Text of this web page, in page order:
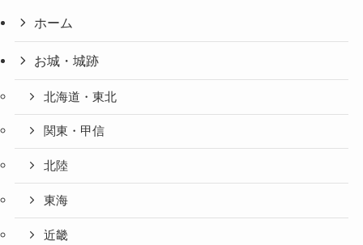
ホーム
お城・城跡
北海道・東北
関東・甲信
北陸
東海
近畿